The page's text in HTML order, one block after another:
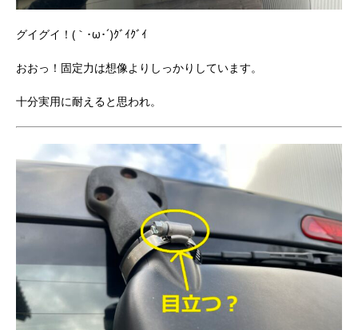
グイグイ！(｀･ω･´)ｸﾞｲｸﾞｲ
おおっ！固定力は想像よりしっかりしています。
十分実用に耐えると思われ。